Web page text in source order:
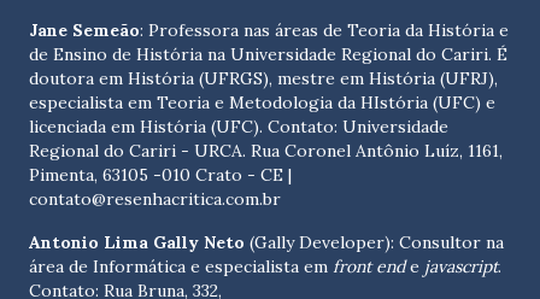
Jane Semeão: Professora nas áreas de Teoria da História e
de Ensino de História na Universidade Regional do Cariri. É
doutora em História (UFRGS), mestre em História (UFRJ),
especialista em Teoria e Metodologia da HIstória (UFC) e
licenciada em História (UFC). Contato: Universidade
Regional do Cariri - URCA. Rua Coronel Antônio Luíz, 1161,
Pimenta, 63105 -010 Crato - CE |
contato@resenhacritica.com.br
Antonio Lima Gally Neto (Gally Developer): Consultor na
área de Informática e especialista em front ende javascript.
Contato: Rua Bruna, 332,